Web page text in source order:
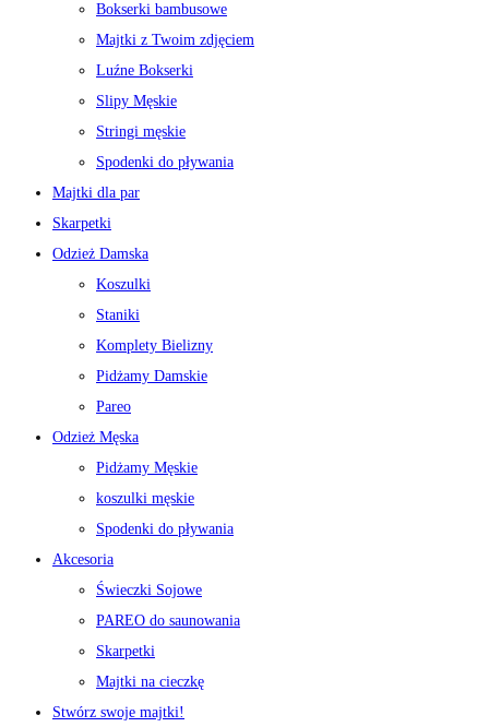
Bokserki bambusowe
Majtki z Twoim zdjęciem
Luźne Bokserki
Slipy Męskie
Stringi męskie
Spodenki do pływania
Majtki dla par
Skarpetki
Odzież Damska
Koszulki
Staniki
Komplety Bielizny
Pidżamy Damskie
Pareo
Odzież Męska
Pidżamy Męskie
koszulki męskie
Spodenki do pływania
Akcesoria
Świeczki Sojowe
PAREO do saunowania
Skarpetki
Majtki na cieczkę
Stwórz swoje majtki!